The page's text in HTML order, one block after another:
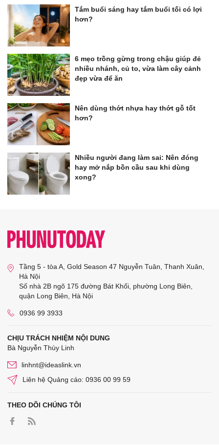
Tắm buổi sáng hay tắm buổi tối có lợi
hơn?
6 mẹo trồng gừng trong chậu giúp đẻ
nhiều nhánh, củ to, vừa làm cây cảnh
đẹp vừa để ăn
Nên dùng thớt nhựa hay thớt gỗ tốt
hơn?
Nhiều người đang làm sai: Nên đóng
hay mở nắp bồn cầu sau khi dùng
xong?
Tầng 5 - tòa A, Gold Season 47 Nguyễn Tuân, Thanh Xuân,
Hà Nội
Số nhà 2B ngõ 175 đường Bát Khối, phường Long Biên,
quận Long Biên, Hà Nội
0936 99 3933
CHỊU TRÁCH NHIỆM NỘI DUNG
Bà Nguyễn Thùy Linh
linhnt@ideaslink.vn
Liên hệ Quảng cáo: 0936 00 99 59
THEO DÕI CHÚNG TÔI